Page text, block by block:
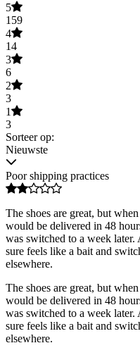
5
159
4
14
3
6
2
3
1
3
Sorteer op:
Nieuwste
Poor shipping practices
The shoes are great, but
would be delivered in 48
was switched to a week
sure feels like a bait and
elsewhere.
The shoes are great, but
would be delivered in 48
was switched to a week
sure feels like a bait and
elsewhere.